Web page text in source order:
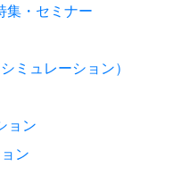
集・セミナー
ミュレーション）
ョン
ン